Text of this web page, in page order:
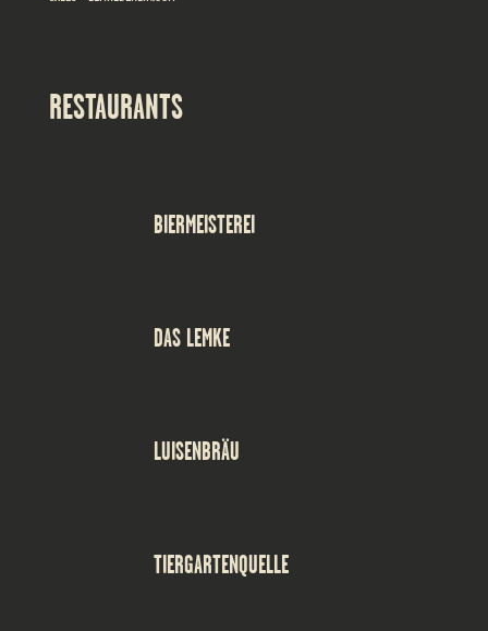
RESTAURANTS
BIERMEISTEREI
DAS LEMKE
LUISENBRÄU
TIERGARTENQUELLE